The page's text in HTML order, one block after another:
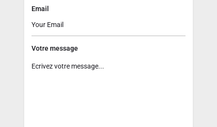
Email
Votre message